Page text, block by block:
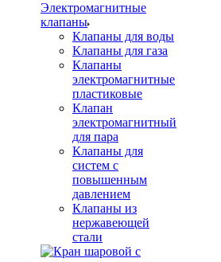
Электромагнитные
клапаны
Клапаны для воды
Клапаны для газа
Клапаны
электромагнитные
пластиковые
Клапан
электромагнитный
для пара
Клапаны для
систем с
повышенным
давлением
Клапаны из
нержавеющей
стали